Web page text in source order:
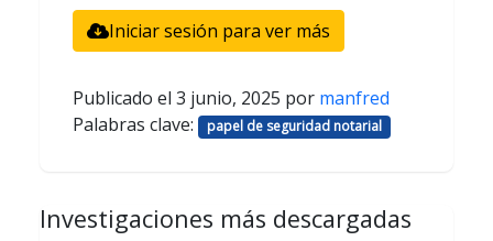
Iniciar sesión para ver más
Publicado el 3 junio, 2025 por manfred
Palabras clave:
papel de seguridad notarial
Investigaciones más descargadas